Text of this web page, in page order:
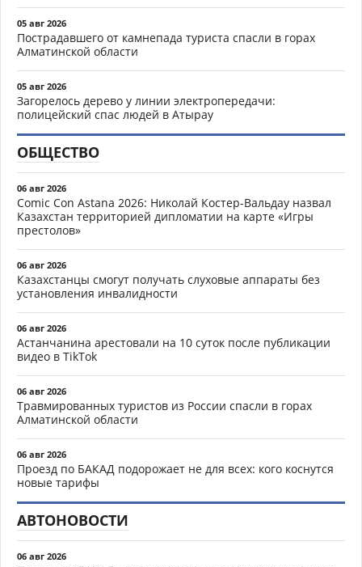
05 авг 2026
Пострадавшего от камнепада туриста спасли в горах
Алматинской области
05 авг 2026
Загорелось дерево у линии электропередачи:
полицейский спас людей в Атырау
ОБЩЕСТВО
06 авг 2026
Comic Con Astana 2026: Николай Костер-Вальдау назвал
Казахстан территорией дипломатии на карте «Игры
престолов»
06 авг 2026
Казахстанцы смогут получать слуховые аппараты без
установления инвалидности
06 авг 2026
Астанчанина арестовали на 10 суток после публикации
видео в TikTok
06 авг 2026
Травмированных туристов из России спасли в горах
Алматинской области
06 авг 2026
Проезд по БАКАД подорожает не для всех: кого коснутся
новые тарифы
АВТОНОВОСТИ
06 авг 2026